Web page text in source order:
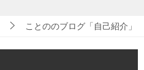
ことののブログ「自己紹介」